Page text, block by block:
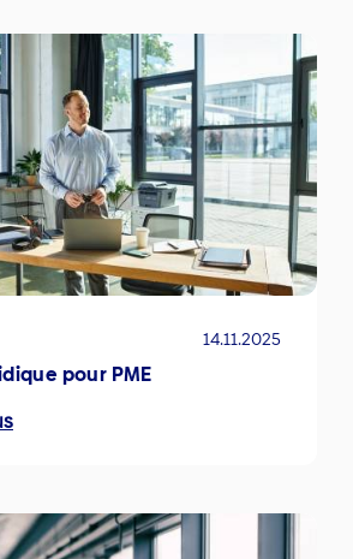
14.11.2025
pour PME